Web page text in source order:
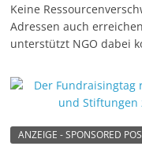
Keine
Adressen auch
unterstützt NGO dabei
ANZEIGE - SPONSORED